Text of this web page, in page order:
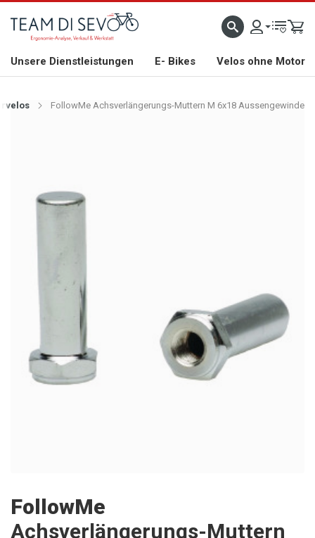
WILLKOMMEN GROSSE AUSWAHL AN RENNRÄDERN, GRAVEL, E-BIKES UND
Unsere Dienstleistungen E- Bikes Velos ohne Motor
FollowMe Achsverlängerungs-Muttern M 6x18 Aussengewinde
FollowMe
Achsverlängerungs-Muttern